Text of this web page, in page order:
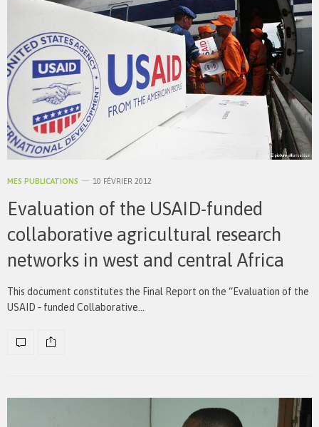
MES PUBLICATIONS 10 FÉVRIER 2012
Evaluation of the USAID-funded
collaborative agricultural research
networks in west and central Africa
This document constitutes the Final Report on the “Evaluation of the
USAID ‐ funded Collaborative…